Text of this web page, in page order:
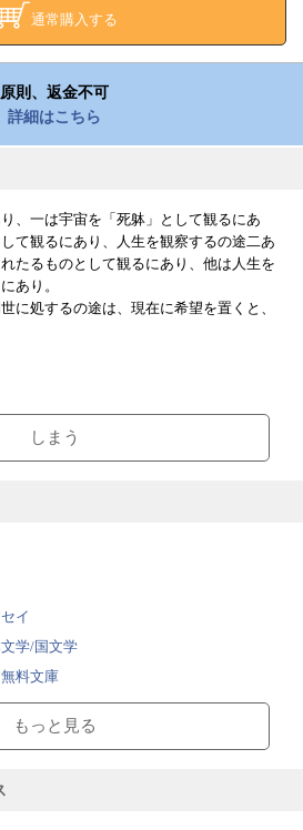
通常購入する
原則、返金不可
詳細はこちら
、一は宇宙を「死躰」として観るにあ
て観るにあり、人生を観察するの途二あ
たるものとして観るにあり、他は人生を
あり。
に処するの途は、現在に希望を置くと、
しまう
イ
学/国文学
料文庫
もっと見る